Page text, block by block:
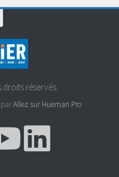
droits réservés.
Allez sur Hueman Pro